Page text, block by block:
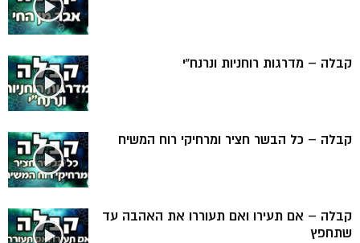
קבלה – מדרגות רוחניות ונרנח”י
קבלה – כל הבשר חציר ומרחיקי רוח המשיח
קבלה – אם תעירו ואם תעוררו את האהבה עד
שתחפץ